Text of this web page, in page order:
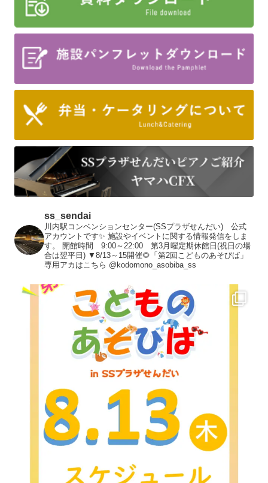
ss_sendai
川内駅コンベンションセンター(SSプラザせんだい) 公式
アカウントです✨ 施設やイベントに関する情報発信をしま
す。
開館時間 9:00～22:00 第3月曜定期休館日(祝日の場
合は翌平日) ▼8/13～15開催🌻「第2回こどものあそびば」
専用アカはこちら @kodomono_asobiba_ss